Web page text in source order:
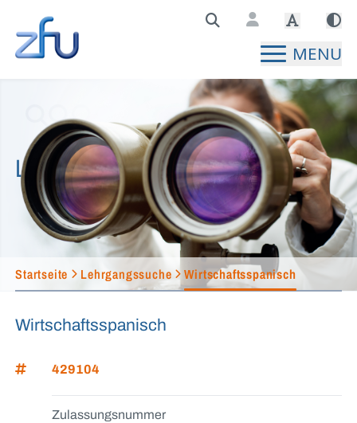
Zentralstelle für Fernunterricht Hauptseite
MENU
Lehrgangssuche
Startseite Lehrgangssuche Wirtschaftsspanisch
Wirtschaftsspanisch
429104
Zulassungsnummer